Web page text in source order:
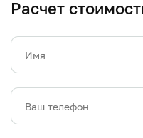
Расчет
Имя
Ваш телефон